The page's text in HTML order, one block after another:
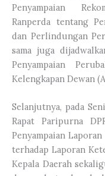
Penyampaian
Ranperda tentang
dan Perlindungan
sama juga
Penyampaian
Kelengkapan Dewan
Selanjutnya, pada
Rapat Paripurna
Penyampaian
terhadap Laporan
Kepala Daerah